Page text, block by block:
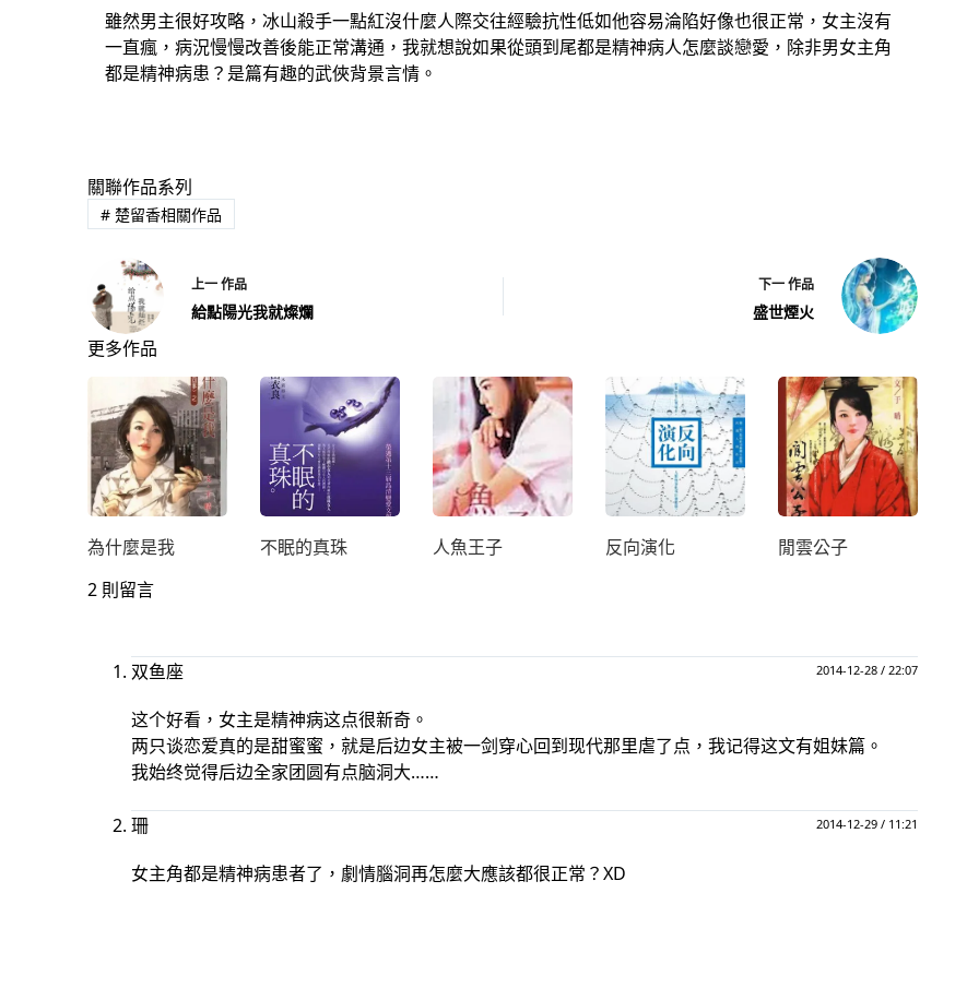
雖然男主很好攻略，冰山殺手一點紅沒什麼人際交往經驗抗性低如他容易淪陷好像也很正常，女主沒有
一直瘋，病況慢慢改善後能正常溝通，我就想說如果從頭到尾都是精神病人怎麼談戀愛，除非男女主角
都是精神病患？是篇有趣的武俠背景言情。
關聯作品系列
#楚留香相關作品
上一作品
給點陽光我就燦爛
下一作品
盛世煙火
更多作品
為什麼是我 不眠的真珠 人魚王子 反向演化
閒雲公子
2 則留言
双鱼座 2014-12-28 / 22:07
这个好看，女主是精神病这点很新奇。
两只谈恋爱真的是甜蜜蜜，就是后边女主被一剑穿心回到现代那里虐了点，我记得这文有姐妹篇。
我始终觉得后边全家团圆有点脑洞大……
珊 2014-12-29 / 11:21
女主角都是精神病患者了，劇情腦洞再怎麼大應該都很正常？XD